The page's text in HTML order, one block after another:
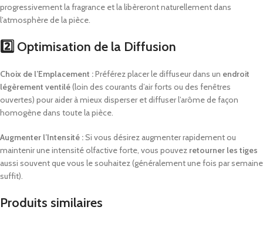
progressivement la fragrance et la libèreront naturellement dans
l’atmosphère de la pièce.
2️⃣ Optimisation de la Diffusion
Choix de l’Emplacement :Préférez placer le diffuseur dans un endroit
légèrement ventilé(loin des courants d’air forts ou des fenêtres
ouvertes) pour aider à mieux disperser et diffuser l’arôme de façon
homogène dans toute la pièce.
Augmenter l’Intensité :Si vous désirez augmenter rapidement ou
maintenir une intensité olfactive forte, vous pouvez retourner les tiges
aussi souvent que vous le souhaitez (généralement une fois par semaine
suffit).
Produits similaires